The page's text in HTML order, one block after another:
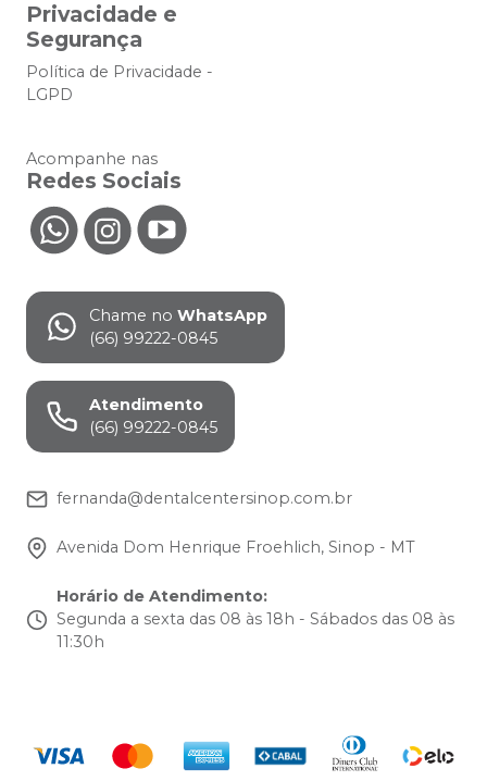
Privacidade e
Segurança
Política de Privacidade -
LGPD
Acompanhe nas
Redes Sociais
Chame no WhatsApp
(66) 99222-0845
Atendimento
(66) 99222-0845
fernanda@dentalcentersinop.com.br
Avenida Dom Henrique Froehlich, Sinop - MT
Horário de Atendimento:
Segunda a sexta das 08 às 18h - Sábados das 08 às
11:30h